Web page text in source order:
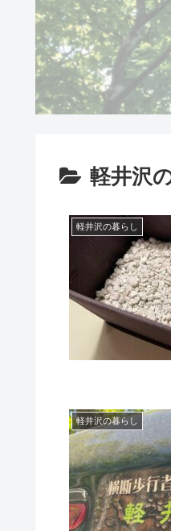
軽井沢
軽井沢の暮らし
軽井沢の暮らし